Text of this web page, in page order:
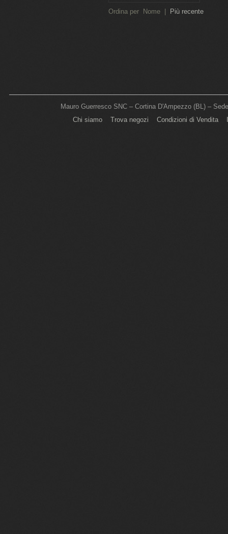
Ordina per Nome Più recente
Mauro Guerresco SNC – Cortina D'Ampezzo (BL) –
Chi siamo
Trova negozi Condizioni di Vendita